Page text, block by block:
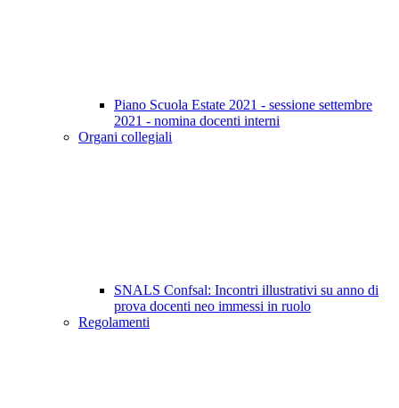
Piano Scuola Estate 2021 - sessione settembre
2021 - nomina docenti interni
Organi collegiali
SNALS Confsal: Incontri illustrativi su anno di
prova docenti neo immessi in ruolo
Regolamenti